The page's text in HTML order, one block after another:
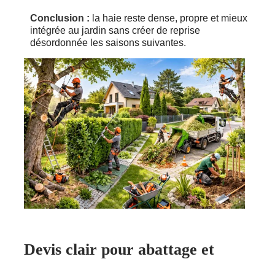
Conclusion : la haie reste dense, propre et mieux
intégrée au jardin sans créer de reprise
désordonnée les saisons suivantes.
Devis clair pour abattage et